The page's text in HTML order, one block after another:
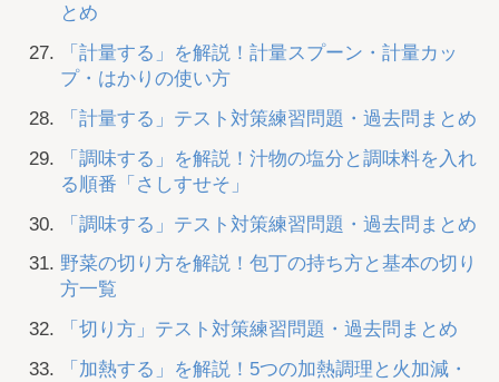
とめ
「計量する」を解説！計量スプーン・計量カッ
プ・はかりの使い方
「計量する」テスト対策練習問題・過去問まとめ
「調味する」を解説！汁物の塩分と調味料を入れ
る順番「さしすせそ」
「調味する」テスト対策練習問題・過去問まとめ
野菜の切り方を解説！包丁の持ち方と基本の切り
方一覧
「切り方」テスト対策練習問題・過去問まとめ
「加熱する」を解説！5つの加熱調理と火加減・